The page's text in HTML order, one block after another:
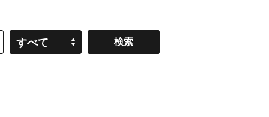
すべて